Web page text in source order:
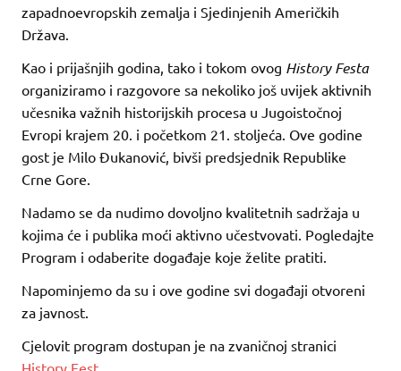
zapadnoevropskih zemalja i Sjedinjenih Američkih
Država.
Kao i prijašnjih godina, tako i tokom ovog History Festa
organiziramo i razgovore sa nekoliko još uvijek aktivnih
učesnika važnih historijskih procesa u Jugoistočnoj
Evropi krajem 20. i početkom 21. stoljeća. Ove godine
gost je Milo Đukanović, bivši predsjednik Republike
Crne Gore.
Nadamo se da nudimo dovoljno kvalitetnih sadržaja u
kojima će i publika moći aktivno učestvovati. Pogledajte
Program i odaberite događaje koje želite pratiti.
Napominjemo da su i ove godine svi događaji otvoreni
za javnost.
Cjelovit program dostupan je na zvaničnoj stranici